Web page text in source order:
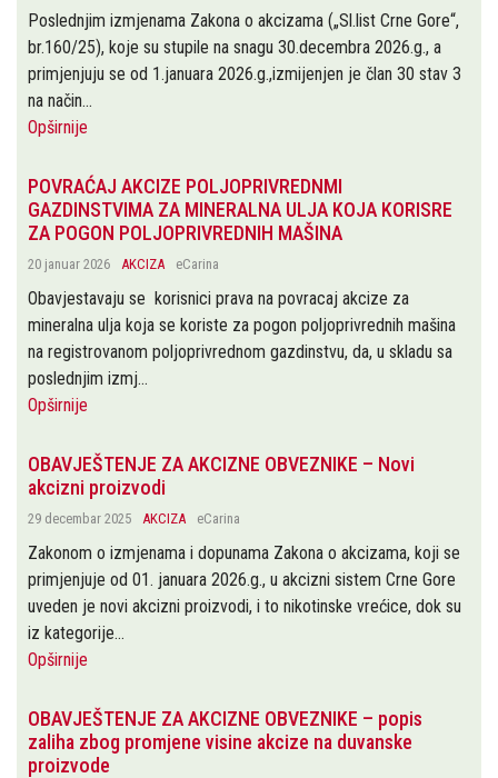
Poslednjim izmjenama Zakona o akcizama („Sl.list Crne Gore“,
br.160/25), koje su stupile na snagu 30.decembra 2026.g., a
primjenjuju se od 1.januara 2026.g.,izmijenjen je član 30 stav 3
na način...
Opširnije
POVRAĆAJ AKCIZE POLJOPRIVREDNMI
GAZDINSTVIMA ZA MINERALNA ULJA KOJA KORISRE
ZA POGON POLJOPRIVREDNIH MAŠINA
20 januar 2026 AKCIZA eCarina
Obavjestavaju se korisnici prava na povracaj akcize za
mineralna ulja koja se koriste za pogon poljoprivrednih mašina
na registrovanom poljoprivrednom gazdinstvu, da, u skladu sa
poslednjim izmj...
Opširnije
OBAVJEŠTENJE ZA AKCIZNE OBVEZNIKE – Novi
akcizni proizvodi
29 decembar 2025 AKCIZA eCarina
Zakonom o izmjenama i dopunama Zakona o akcizama, koji se
primjenjuje od 01. januara 2026.g., u akcizni sistem Crne Gore
uveden je novi akcizni proizvodi, i to nikotinske vrećice, dok su
iz kategorije...
Opširnije
OBAVJEŠTENJE ZA AKCIZNE OBVEZNIKE – popis
zaliha zbog promjene visine akcize na duvanske
proizvode